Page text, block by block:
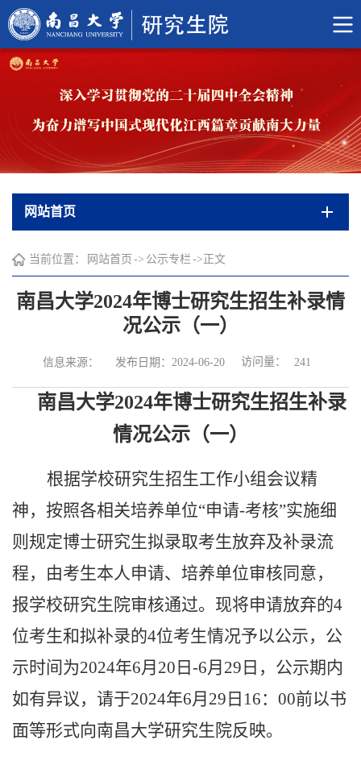
网站首页
当前位置： 网站首页 -> 公示专栏 -> 正文
南昌大学2024年博士研究生招生补录情
况公示（一）
信息来源： 发布日期：2024-06-20 访问量： 241
南昌大学2024年博士研究生招生补录
情况公示（一）
根据学校研究生招生工作小组会议精
神，按照各相关培养单位“申请-考核”实施细
则规定博士研究生拟录取考生放弃及补录流
程，由考生本人申请、培养单位审核同意，
报学校研究生院审核通过。现将申请放弃的4
位考生和拟补录的4位考生情况予以公示，公
示时间为2024年6月20日-6月29日，公示期内
如有异议，请于2024年6月29日16：00前以书
面等形式向南昌大学研究生院反映。